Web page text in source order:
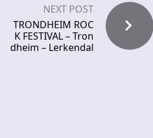
NEXT POST
TRONDHEIM ROC
K FESTIVAL – Tron
dheim – Lerkendal